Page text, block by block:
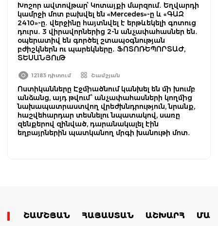
Խոշոր ավտովթար՝ Կոտայքի մարզում․ Եղվարդի
կամրջի մոտ բախվել են «Mercedes»-ը և «ԳԱԶ
2410»-ը․ վերջինը հայտնվել է երթևեկելի գոտուց
դուրս․ 3 վիրավորներից 2-ն անչափահասներ են․
օպերատիվ են գործել շտապօգնության
բժիշկներն ու պարեկները․ ՖՈՏՈՌԵՊՈՐՏԱԺ,
ՏԵՍԱՆՅՈւԹ
12183 դիտում Շամշյան
Ոստիկանները Էջմիածնում կանխել են մի խումբ
անձանց, այդ թվում՝ անչափահասների կողմից
նախապատրաստվող վրեժխնդրություն, նրանք,
հաշվեհարդար տեսնելու նպատակով, սառը
զենքերով զինված, դարանակալել էին
եղբայրներին պատկանող մրգի խանութի մոտ․
ՇԱՄՇՅԱՆ ՀԱՅԱՍՏԱՆ ԱՇԽԱՐՀ